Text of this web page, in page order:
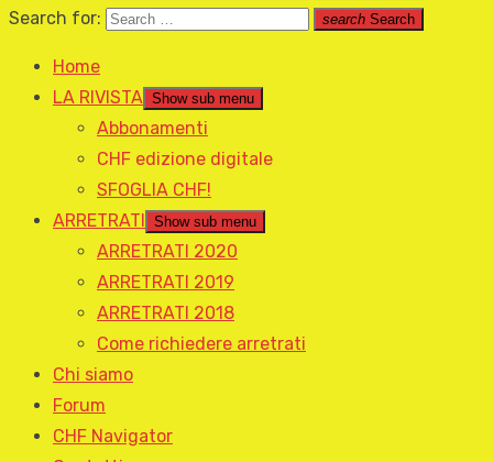
Search for: search Search
Home
LA RIVISTA Show sub menu
Abbonamenti
CHF edizione digitale
SFOGLIA CHF!
ARRETRATI
Show sub menu
ARRETRATI 2020
ARRETRATI 2019
ARRETRATI 2018
Come richiedere arretrati
Chi siamo
Forum
CHF Navigator